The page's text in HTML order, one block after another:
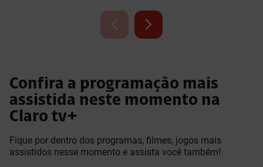
Confira a programação mais
assistida neste momento na
Claro tv+
Fique por dentro dos programas, filmes, jogos mais
assistidos nesse momento e assista você também!